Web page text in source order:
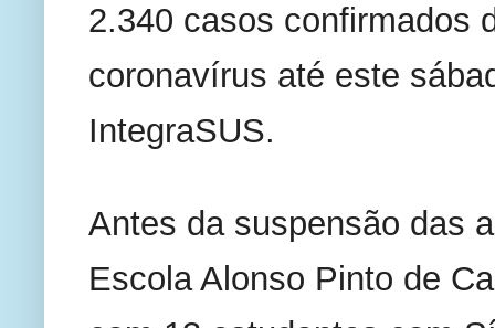
2.340 casos confirmados
coronavírus até este
IntegraSUS.
Antes da suspensão das
Escola Alonso Pinto de